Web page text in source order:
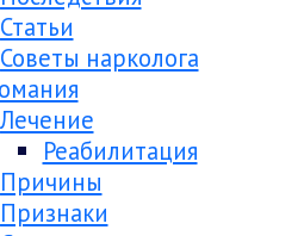
Статьи
Советы нарколога
Лечение
Реабилитация
Причины
Признаки